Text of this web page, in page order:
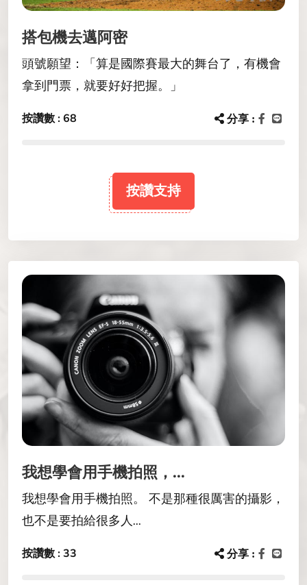
搭包機去邁阿密
頭號願望：「算是國際賽最大的舞台了，有機會
拿到門票，就要好好把握。」
按讚數 : 68 分享 :
按讚支持
我想學會用手機拍照，...
我想學會用手機拍照。 不是那種很厲害的攝影，
也不是要拍給很多人...
按讚數 : 33 分享 :